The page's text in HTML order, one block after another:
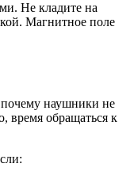
Не кладите на
Магнитное поле
наушники не
время обращаться к